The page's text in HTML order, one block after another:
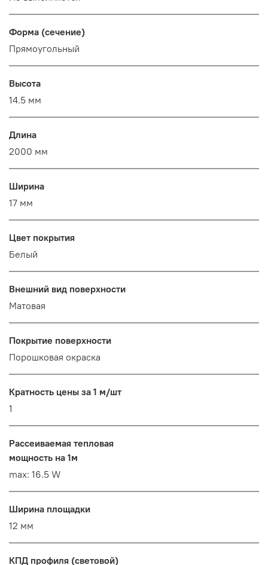
Форма (сечение)
Прямоугольный
Высота
14.5 мм
Длина
2000 мм
Ширина
17 мм
Цвет покрытия
Белый
Внешний вид поверхности
Матовая
Покрытие поверхности
Порошковая окраска
Кратность цены за 1 м/шт
1
Рассеиваемая тепловая
мощность на 1м
max: 16.5 W
Ширина площадки
12 мм
КПД профиля (cветовой)